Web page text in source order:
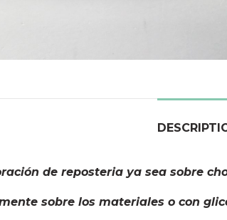
de reposteria ya sea sobre
sobre los materiales o con